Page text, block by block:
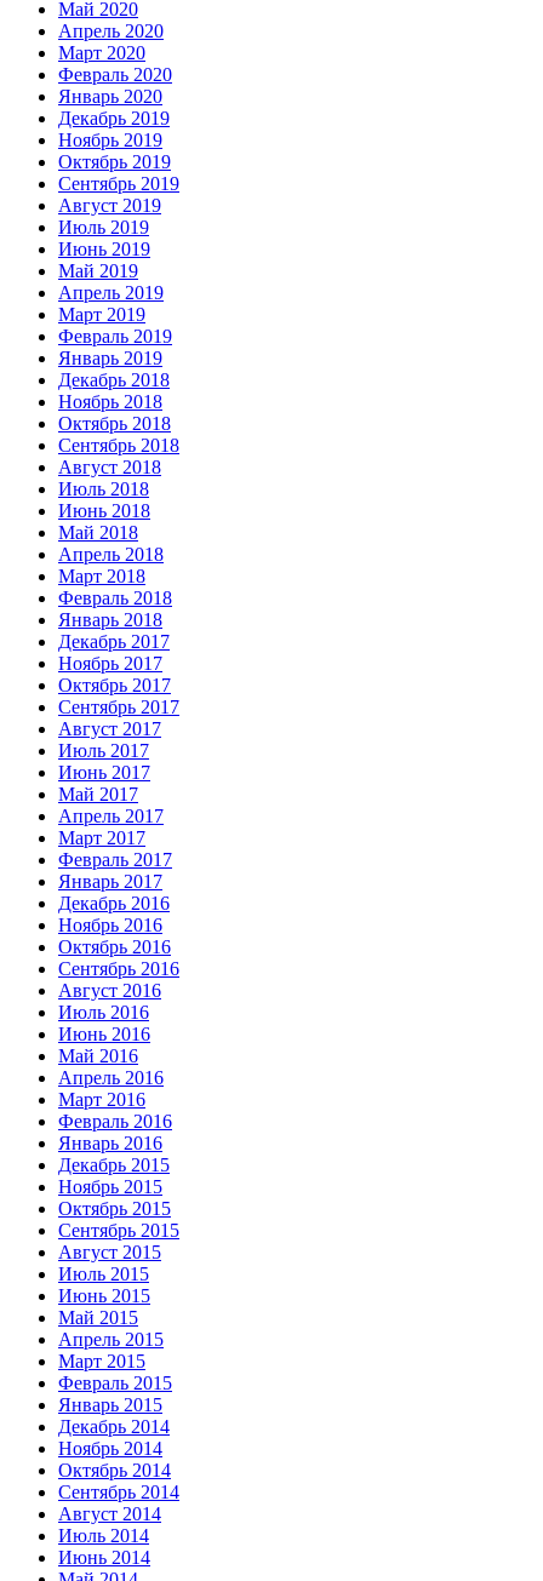
Май 2020
Апрель 2020
Март 2020
Февраль 2020
Январь 2020
Декабрь 2019
Ноябрь 2019
Октябрь 2019
Сентябрь 2019
Август 2019
Июль 2019
Июнь 2019
Май 2019
Апрель 2019
Март 2019
Февраль 2019
Январь 2019
Декабрь 2018
Ноябрь 2018
Октябрь 2018
Сентябрь 2018
Август 2018
Июль 2018
Июнь 2018
Май 2018
Апрель 2018
Март 2018
Февраль 2018
Январь 2018
Декабрь 2017
Ноябрь 2017
Октябрь 2017
Сентябрь 2017
Август 2017
Июль 2017
Июнь 2017
Май 2017
Апрель 2017
Март 2017
Февраль 2017
Январь 2017
Декабрь 2016
Ноябрь 2016
Октябрь 2016
Сентябрь 2016
Август 2016
Июль 2016
Июнь 2016
Май 2016
Апрель 2016
Март 2016
Февраль 2016
Январь 2016
Декабрь 2015
Ноябрь 2015
Октябрь 2015
Сентябрь 2015
Август 2015
Июль 2015
Июнь 2015
Май 2015
Апрель 2015
Март 2015
Февраль 2015
Январь 2015
Декабрь 2014
Ноябрь 2014
Октябрь 2014
Сентябрь 2014
Август 2014
Июль 2014
Июнь 2014